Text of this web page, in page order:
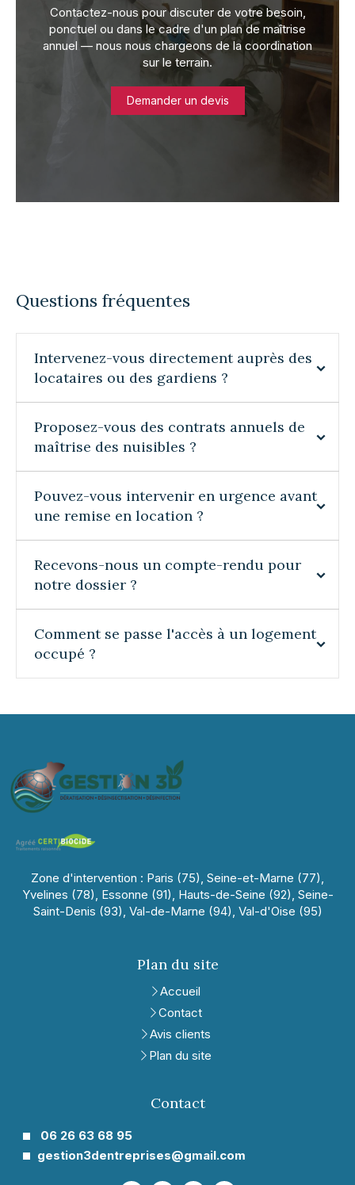
Contactez-nous pour discuter de votre besoin,
ponctuel ou dans le cadre d'un plan de maîtrise
annuel — nous nous chargeons de la coordination
sur le terrain.
Demander un devis
Questions fréquentes
Intervenez-vous directement auprès des
locataires ou des gardiens ?
Proposez-vous des contrats annuels de
maîtrise des nuisibles ?
Pouvez-vous intervenir en urgence avant
une remise en location ?
Recevons-nous un compte-rendu pour
notre dossier ?
Comment se passe l'accès à un logement
occupé ?
Zone d'intervention : Paris (75), Seine-et-Marne (77),
Yvelines (78), Essonne (91), Hauts-de-Seine (92), Seine-
Saint-Denis (93), Val-de-Marne (94), Val-d'Oise (95)
Plan du site
Accueil
Contact
Avis clients
Plan du site
Contact
06 26 63 68 95
gestion3dentreprises@gmail.com